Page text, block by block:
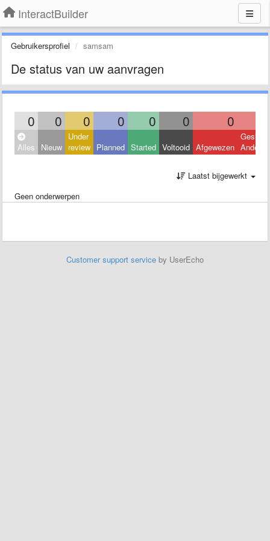
InteractBuilder
Gebruikersprofiel samsam
De status van uw aanvragen
0 0 0 0 0 0 0
Alles Nieuw
Under
review Planned Started Voltooid Afgewezen Andere
Laatst bijgewerkt
Geen onderwerpen
Customer support service by UserEcho